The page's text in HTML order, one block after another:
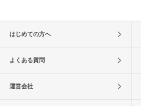
はじめての方へ
よくある質問
運営会社